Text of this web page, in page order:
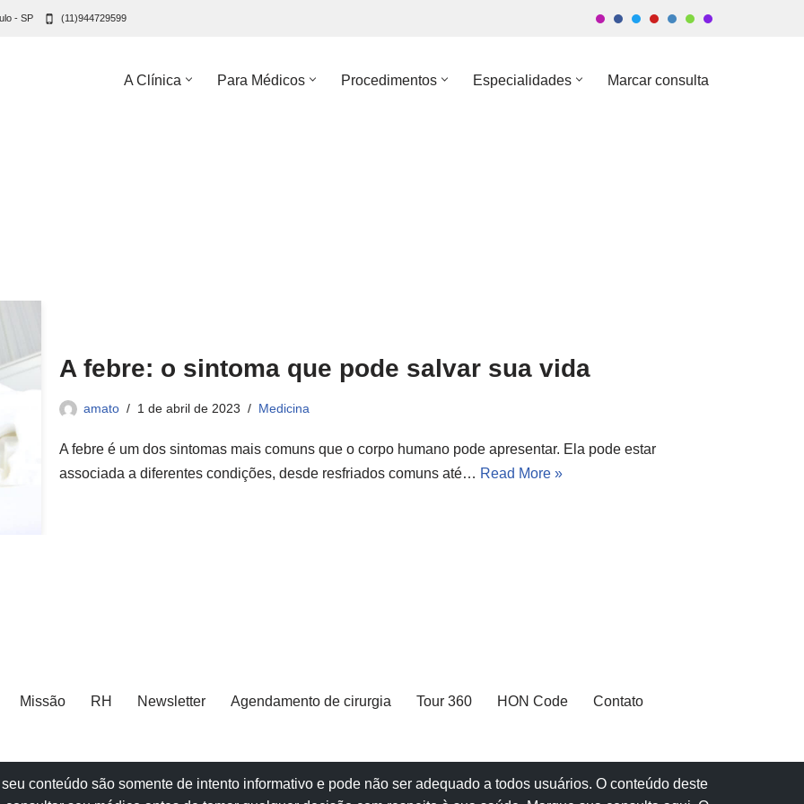
- SP (11)944729599
A Clínica Para Médicos Procedimentos Especialidades Marcar consulta
A febre: o sintoma que pode salvar sua vida
amato 1 de abril de 2023 Medicina
A febre é um dos sintomas mais comuns que o corpo humano pode apresentar. Ela pode estar
associada a diferentes condições, desde resfriados comuns até… Read More »
Missão RH Newsletter Agendamento de cirurgia Tour 360 HON Code Contato
conteúdo são somente de intento informativo e pode não ser adequado a todos usuários. O conteúdo deste